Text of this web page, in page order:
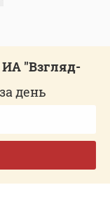
"Взгляд-
день